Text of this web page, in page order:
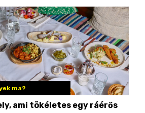
ma?
ami tökéletes egy ráérős